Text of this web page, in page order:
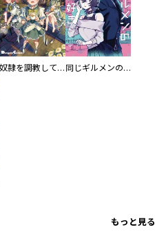
奴隷を調教してハーレム作る 同じギルメンの声が好き
もっと見る